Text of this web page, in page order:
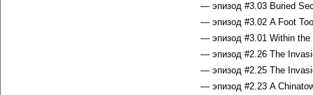
— эпизод #3.03 Buried
— эпизод #3.02 A Foot
— эпизод #3.01 Within the
— эпизод #2.26 The
— эпизод #2.25 The
— эпизод #2.23 A